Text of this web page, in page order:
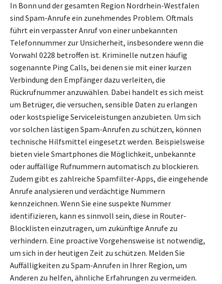
In Bonn und der gesamten Region Nordrhein-Westfalen
sind Spam-Anrufe ein zunehmendes Problem. Oftmals
führt ein verpasster Anruf von einer unbekannten
Telefonnummer zur Unsicherheit, insbesondere wenn die
Vorwahl 0228 betroffen ist. Kriminelle nutzen häufig
sogenannte Ping Calls, bei denen sie mit einer kurzen
Verbindung den Empfänger dazu verleiten, die
Rückrufnummer anzuwählen. Dabei handelt es sich meist
um Betrüger, die versuchen, sensible Daten zu erlangen
oder kostspielige Serviceleistungen anzubieten. Um sich
vor solchen lästigen Spam-Anrufen zu schützen, können
technische Hilfsmittel eingesetzt werden. Beispielsweise
bieten viele Smartphones die Möglichkeit, unbekannte
oder auffällige Rufnummern automatisch zu blockieren.
Zudem gibt es zahlreiche Spamfilter-Apps, die eingehende
Anrufe analysieren und verdächtige Nummern
kennzeichnen. Wenn Sie eine suspekte Nummer
identifizieren, kann es sinnvoll sein, diese in Router-
Blocklisten einzutragen, um zukünftige Anrufe zu
verhindern. Eine proactive Vorgehensweise ist notwendig,
um sich in der heutigen Zeit zu schützen. Melden Sie
Auffälligkeiten zu Spam-Anrufen in Ihrer Region, um
Anderen zu helfen, ähnliche Erfahrungen zu vermeiden.